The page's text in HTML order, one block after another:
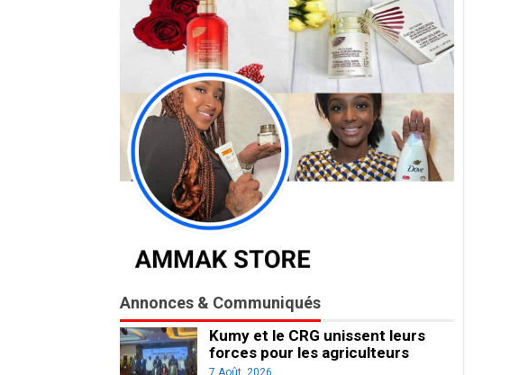
Annonces & Communiqués
Kumy et le CRG unissent leurs
forces pour les agriculteurs